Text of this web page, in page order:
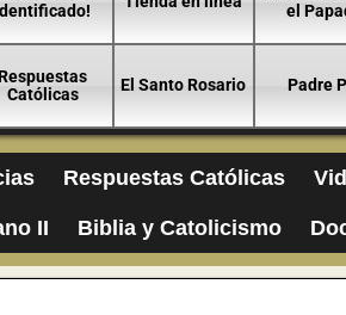
el
Católicas
El Santo Rosario Padre
Respuestas Católicas
II Biblia y Catolicismo